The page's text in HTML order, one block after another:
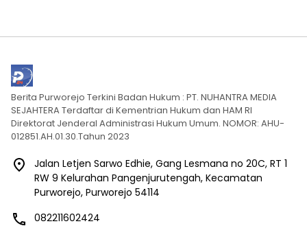
Berita Purworejo Terkini Badan Hukum : PT. NUHANTRA MEDIA
SEJAHTERA Terdaftar di Kementrian Hukum dan HAM RI
Direktorat Jenderal Administrasi Hukum Umum. NOMOR: AHU-
012851.AH.01.30.Tahun 2023
Jalan Letjen Sarwo Edhie, Gang Lesmana no 20C, RT 1
RW 9 Kelurahan Pangenjurutengah, Kecamatan
Purworejo, Purworejo 54114
082211602424